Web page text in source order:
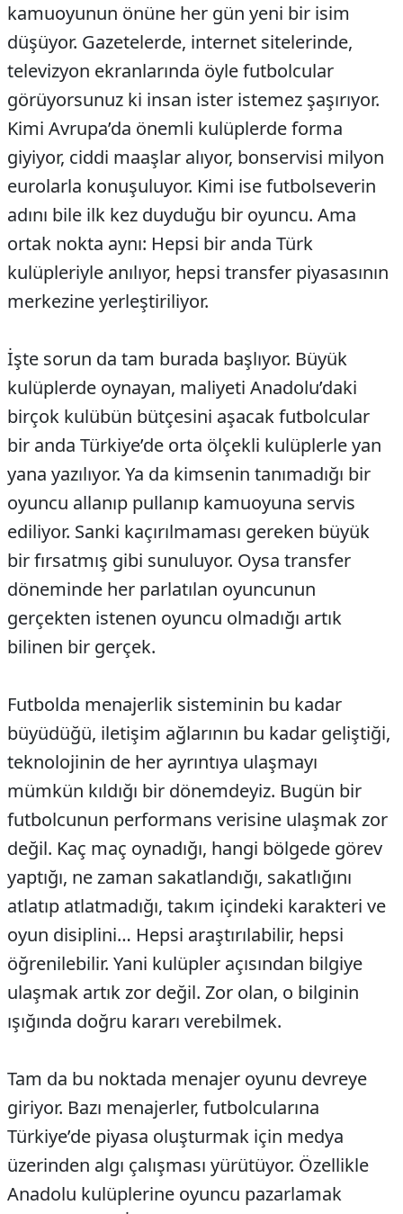
kamuoyunun önüne her gün yeni bir isim
düşüyor. Gazetelerde, internet sitelerinde,
televizyon ekranlarında öyle futbolcular
görüyorsunuz ki insan ister istemez şaşırıyor.
Kimi Avrupa’da önemli kulüplerde forma
giyiyor, ciddi maaşlar alıyor, bonservisi milyon
eurolarla konuşuluyor. Kimi ise futbolseverin
adını bile ilk kez duyduğu bir oyuncu. Ama
ortak nokta aynı: Hepsi bir anda Türk
kulüpleriyle anılıyor, hepsi transfer piyasasının
merkezine yerleştiriliyor.
İşte sorun da tam burada başlıyor. Büyük
kulüplerde oynayan, maliyeti Anadolu’daki
birçok kulübün bütçesini aşacak futbolcular
bir anda Türkiye’de orta ölçekli kulüplerle yan
yana yazılıyor. Ya da kimsenin tanımadığı bir
oyuncu allanıp pullanıp kamuoyuna servis
ediliyor. Sanki kaçırılmaması gereken büyük
bir fırsatmış gibi sunuluyor. Oysa transfer
döneminde her parlatılan oyuncunun
gerçekten istenen oyuncu olmadığı artık
bilinen bir gerçek.
Futbolda menajerlik sisteminin bu kadar
büyüdüğü, iletişim ağlarının bu kadar geliştiği,
teknolojinin de her ayrıntıya ulaşmayı
mümkün kıldığı bir dönemdeyiz. Bugün bir
futbolcunun performans verisine ulaşmak zor
değil. Kaç maç oynadığı, hangi bölgede görev
yaptığı, ne zaman sakatlandığı, sakatlığını
atlatıp atlatmadığı, takım içindeki karakteri ve
oyun disiplini… Hepsi araştırılabilir, hepsi
öğrenilebilir. Yani kulüpler açısından bilgiye
ulaşmak artık zor değil. Zor olan, o bilginin
ışığında doğru kararı verebilmek.
Tam da bu noktada menajer oyunu devreye
giriyor. Bazı menajerler, futbolcularına
Türkiye’de piyasa oluşturmak için medya
üzerinden algı çalışması yürütüyor. Özellikle
Anadolu kulüplerine oyuncu pazarlamak